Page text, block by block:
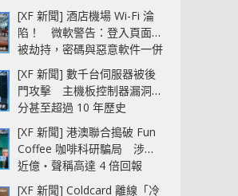
[XF 新聞] 酒店機場 Wi-Fi 淪
陷！ 微軟警告：登入頁面可
被劫持，密碼與惡意軟件一併
中招
[XF 新聞] 數千台伺服器被後
門攻擊 主機板控制器漏洞部
分甚至超過 10 年歷史
[XF 新聞] 港澳聯合搗破 Fun
Coffee 咖啡科研騙局 涉款
近億‧聲稱高達 4 倍回報
[XF 新聞] Coldcard 離線「冷